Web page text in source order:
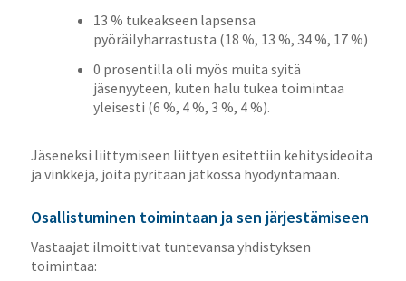
13 % tukeakseen lapsensa
pyöräilyharrastusta (18 %, 13 %, 34 %, 17 %)
0 prosentilla oli myös muita syitä
jäsenyyteen, kuten halu tukea toimintaa
yleisesti (6 %, 4 %, 3 %, 4 %).
Jäseneksi liittymiseen liittyen esitettiin kehitysideoita
ja vinkkejä, joita pyritään jatkossa hyödyntämään.
Osallistuminen toimintaan ja sen järjestämiseen
Vastaajat ilmoittivat tuntevansa yhdistyksen
toimintaa: